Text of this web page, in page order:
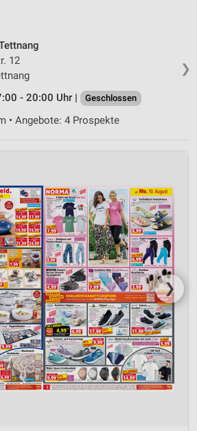
❯
12
- 20:00 Uhr |
Geschlossen
• Angebote: 4 Prospekte
❯